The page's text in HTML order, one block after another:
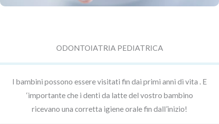
ODONTOIATRIA PEDIATRICA
I bambini possono essere visitati fin dai primi anni di vita . E
‘importante che i denti da latte del vostro bambino
ricevano una corretta igiene orale fin dall’inizio!